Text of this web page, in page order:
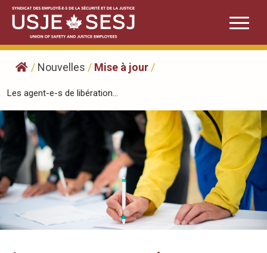
Skip
content
/ Nouvelles / Mise à jour /
Les agent-e-s de libération...